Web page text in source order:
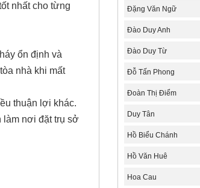
nhất cho từng
ổn định và
nhà khi mất
thuận lợi khác.
nơi đặt trụ sở
Đặng Văn Ngữ
Đào Duy Anh
Đào Duy Từ
Đỗ Tấn Phong
Đoàn Thị Điểm
Duy Tân
Hồ Biểu Chánh
Hồ Văn Huê
Hoa Cau